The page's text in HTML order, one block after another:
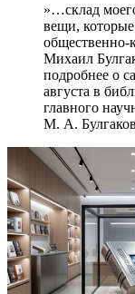
»…склад
вещи,
Михаил
подробнее о
августа в
главного
М. А.